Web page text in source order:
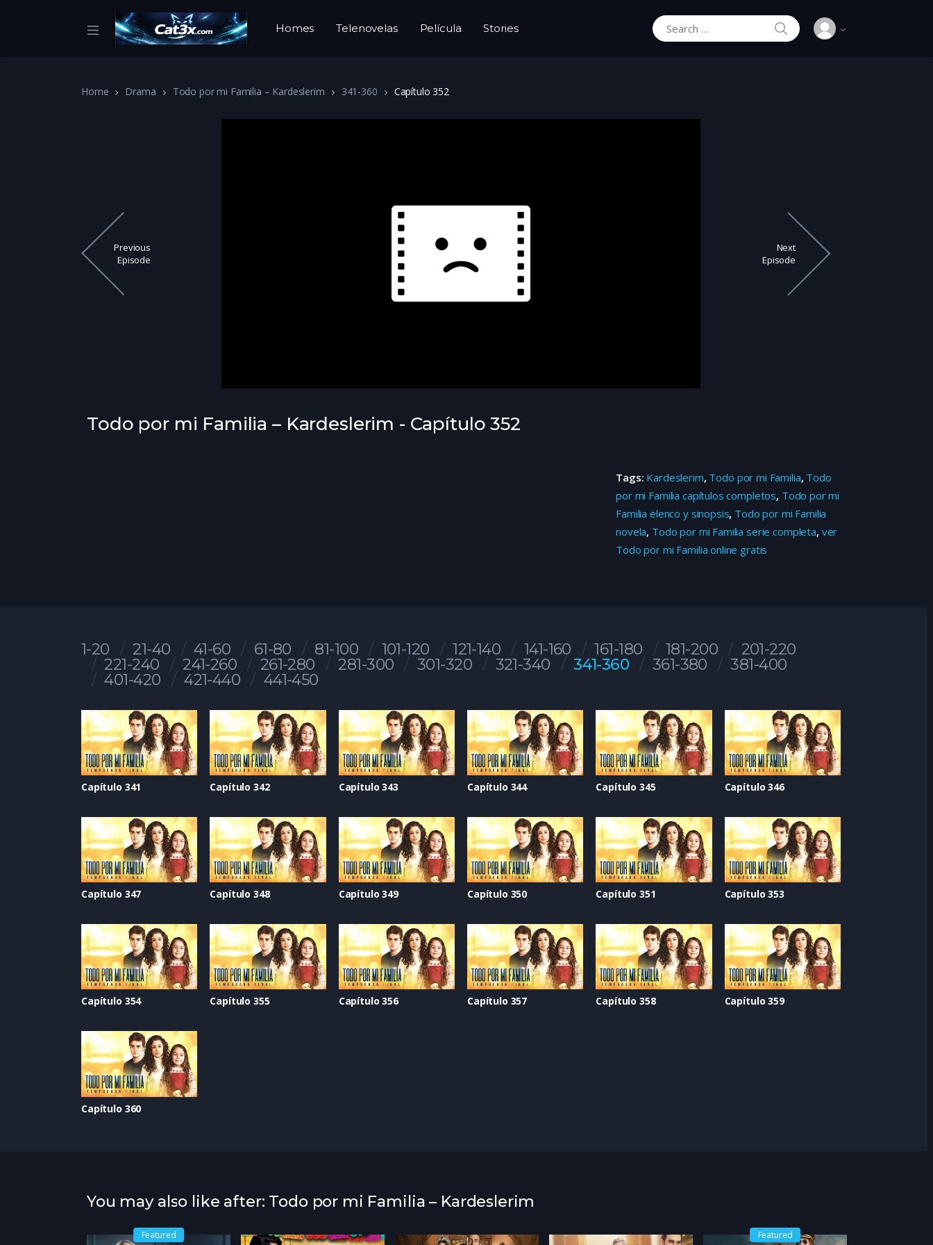
Homes Telenovelas Película Stories
Search for:
SEARCH
Home Drama Todo por mi Familia – Kardeslerim 341-360 Capítulo 352
Previous
Episode
Next
Episode
Todo por mi Familia – Kardeslerim - Capítulo 352
Tags: Kardeslerim, Todo por mi Familia, Todo
por mi Familia capítulos completos, Todo por mi
Familia elenco y sinopsis, Todo por mi Familia
novela, Todo por mi Familia serie completa, ver
Todo por mi Familia online gratis
1-20 21-40 41-60 61-80 81-100 101-120 121-140 141-160 161-180 181-200
201-220
221-240
241-260 261-280 281-300 301-320 321-340 341-360 361-380
381-400
401-420
421-440 441-450
Capítulo 341 Capítulo 342 Capítulo 343 Capítulo 344 Capítulo 345 Capítulo 346
Capítulo 347 Capítulo 348 Capítulo 349 Capítulo 350 Capítulo 351 Capítulo 353
Capítulo 354 Capítulo 355 Capítulo 356 Capítulo 357 Capítulo 358 Capítulo 359
Capítulo 360
You may also like after: Todo por mi Familia – Kardeslerim
Featured Featured